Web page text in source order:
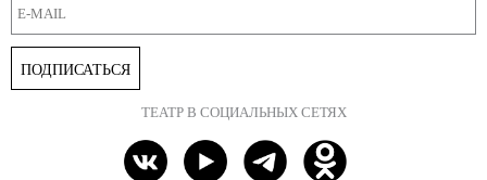
ПОДПИСАТЬСЯ
ТЕАТР В СОЦИАЛЬНЫХ СЕТЯХ